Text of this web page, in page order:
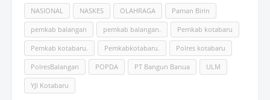
NASIONAL NASKES OLAHRAGA Paman Birin
pemkab balangan pemkab balangan. Pemkab kotabaru
Pemkab kotabaru. Pemkabkotabaru. Polres kotabaru
PolresBalangan POPDA PT Bangun Banua ULM
YJI Kotabaru